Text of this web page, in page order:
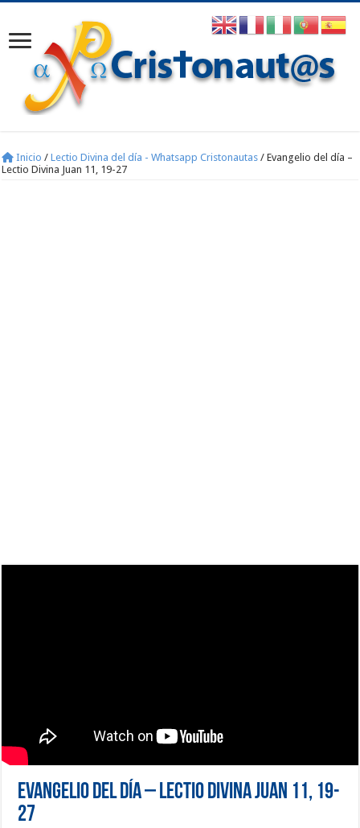
Inicio / Lectio Divina del día - Whatsapp Cristonautas / Evangelio del día –
Lectio Divina Juan 11, 19-27
Evangelio del día – Lectio Divina Juan 11, 19-
27